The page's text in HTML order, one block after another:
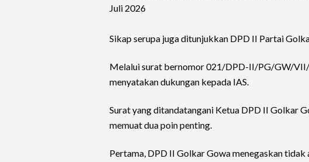
Juli 2026
Sikap serupa juga ditunjukkan DPD II Partai
Melalui surat bernomor 021/DPD-II/PG/GW/
menyatakan dukungan kepada IAS.
Surat yang ditandatangani Ketua DPD II Golkar
memuat dua poin penting.
Pertama, DPD II Golkar Gowa menegaskan